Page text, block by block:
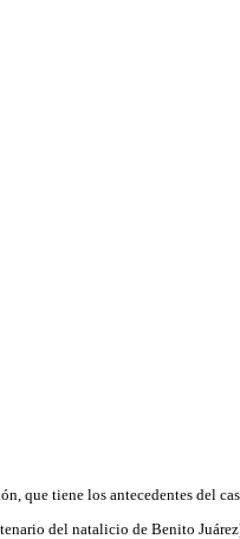
que tiene los antecedentes del
del natalicio de Benito